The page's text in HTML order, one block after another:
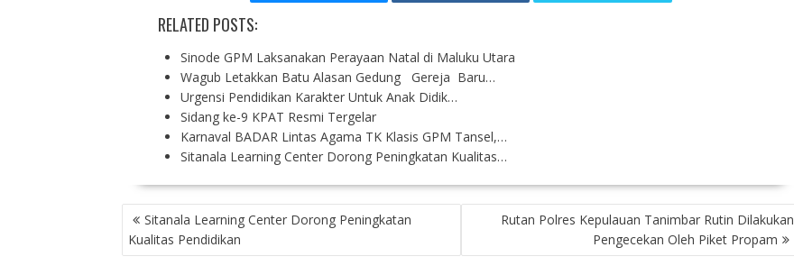
RELATED POSTS:
Sinode GPM Laksanakan Perayaan Natal di Maluku Utara
Wagub Letakkan Batu Alasan Gedung Gereja Baru…
Urgensi Pendidikan Karakter Untuk Anak Didik…
Sidang ke-9 KPAT Resmi Tergelar
Karnaval BADAR Lintas Agama TK Klasis GPM Tansel,…
Sitanala Learning Center Dorong Peningkatan Kualitas…
P
O
S
Sitanala Learning Center Dorong Peningkatan
Kualitas Pendidikan
Rutan Polres Kepulauan Tanimbar Rutin Dilakukan
Pengecekan Oleh Piket Propam